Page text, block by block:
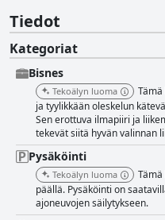
Tiedot
Kategoriat
Bisnes
Tekoälyn luoma
ja tyylikkään oleskelun
Sen erottuva ilmapiiri ja
tekevät siitä hyvän valinnan
Pysäköinti
Tekoälyn luoma
päällä. Pysäköinti on
ajoneuvojen säilytykseen.